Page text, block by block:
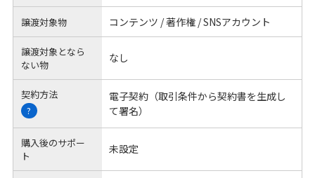
譲渡対象物 コンテンツ / 著作権 / SNSアカウント
譲渡対象となら
ない物
なし
契約方法
?
電子契約（取引条件から契約書を生成し
て署名）
購入後のサポー
ト
未設定